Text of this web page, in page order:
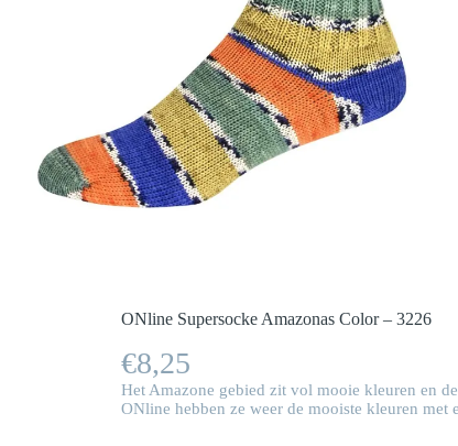
ONline Supersocke Amazonas Color – 3226
€8,25
Het Amazone gebied zit vol mooie kleuren en
ONline hebben ze weer de mooiste kleuren